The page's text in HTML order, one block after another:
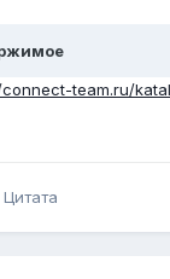
team.ru/
Цитата